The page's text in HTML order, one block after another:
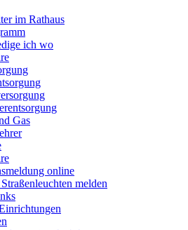
im Rathaus
ich wo
Gas
online
melden